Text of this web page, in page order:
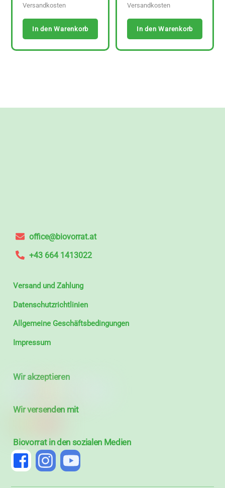
Versandkosten
In den Warenkorb
Versandkosten
In den Warenkorb
office@biovorrat.at
+43 664 1413022
Versand und Zahlung
Datenschutzrichtlinien
Allgemeine Geschäftsbedingungen
Impressum
Wir akzeptieren
Wir versenden mit
Biovorrat in den sozialen Medien